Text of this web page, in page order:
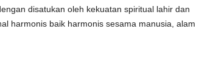
disatukan oleh kekuatan spiritual lahir dan
harmonis baik harmonis sesama manusia, alam